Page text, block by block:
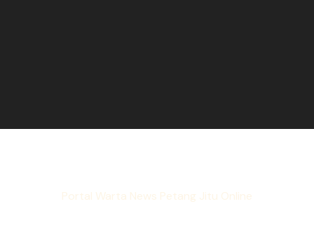
Portal Warta News Petang Jitu Online